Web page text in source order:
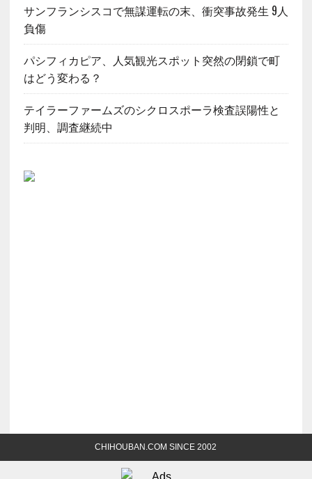
サンフランシスコで無謀運転の末、衝突事故発生 9人
負傷
パシフィカピア、人気観光スポット突然の閉鎖で町
はどう変わる？
テイラーファームズのシクロスポーラ検査誤陽性と
判明、調査継続中
CHIHOUBAN.COM SINCE 2002